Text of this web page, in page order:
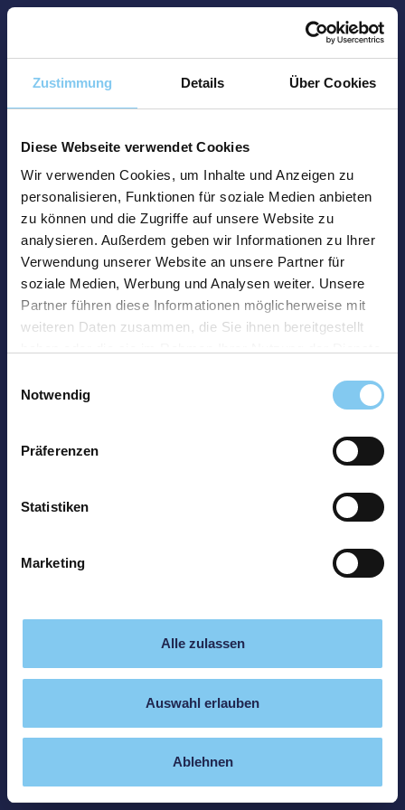
Zustimmung Details Über Cookies
Diese Webseite verwendet Cookies
Wir verwenden Cookies, um Inhalte und Anzeigen zu
personalisieren, Funktionen für soziale Medien anbieten
zu können und die Zugriffe auf unsere Website zu
analysieren. Außerdem geben wir Informationen zu Ihrer
Verwendung unserer Website an unsere Partner für
soziale Medien, Werbung und Analysen weiter. Unsere
Partner führen diese Informationen möglicherweise mit
weiteren Daten zusammen, die Sie ihnen bereitgestellt
Notwendig
Präferenzen
Statistiken
Marketing
Alle zulassen
Auswahl erlauben
Ablehnen